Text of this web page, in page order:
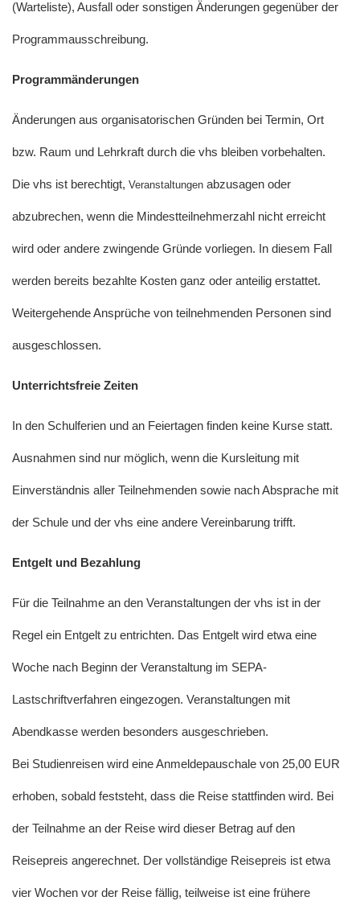
(Warteliste), Ausfall oder sonstigen Änderungen gegenüber der
Programmausschreibung.
Programmänderungen
Änderungen aus organisatorischen Gründen bei Termin, Ort
bzw. Raum und Lehrkraft durch die vhs bleiben vorbehalten.
Die vhs ist berechtigt, Veranstaltungen abzusagen oder
abzubrechen, wenn die Mindestteilnehmerzahl nicht erreicht
wird oder andere zwingende Gründe vorliegen. In diesem Fall
werden bereits bezahlte Kosten ganz oder anteilig erstattet.
Weitergehende Ansprüche von teilnehmenden Personen sind
ausgeschlossen.
Unterrichtsfreie Zeiten
In den Schulferien und an Feiertagen finden keine Kurse statt.
Ausnahmen sind nur möglich, wenn die Kursleitung mit
Einverständnis aller Teilnehmenden sowie nach Absprache mit
der Schule und der vhs eine andere Vereinbarung trifft.
Entgelt und Bezahlung
Für die Teilnahme an den Veranstaltungen der vhs ist in der
Regel ein Entgelt zu entrichten. Das Entgelt wird etwa eine
Woche nach Beginn der Veranstaltung im SEPA-
Lastschriftverfahren eingezogen. Veranstaltungen mit
Abendkasse werden besonders ausgeschrieben.
Bei Studienreisen wird eine Anmeldepauschale von 25,00 EUR
erhoben, sobald feststeht, dass die Reise stattfinden wird. Bei
der Teilnahme an der Reise wird dieser Betrag auf den
Reisepreis angerechnet. Der vollständige Reisepreis ist etwa
vier Wochen vor der Reise fällig, teilweise ist eine frühere